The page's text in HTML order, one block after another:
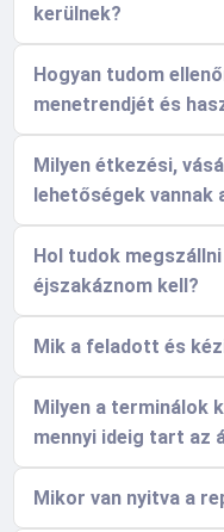
kerülnek?
Hogyan tudom
menetrendjét és
Milyen étkezési,
lehetőségek vannak
Hol tudok
éjszakáznom kell?
Mik a feladott és
Milyen a terminálok
mennyi ideig tart az
Mikor van nyitva a